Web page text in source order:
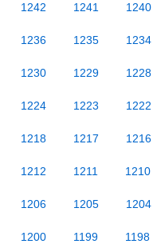
1242 1241 1240
1236 1235 1234
1230 1229 1228
1224 1223 1222
1218 1217 1216
1212 1211 1210
1206 1205 1204
1200 1199 1198